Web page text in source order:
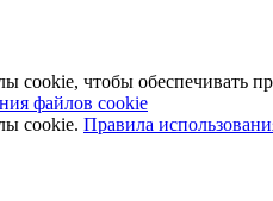
cookie, чтобы обеспечивать
файлов cookie
cookie. Правила